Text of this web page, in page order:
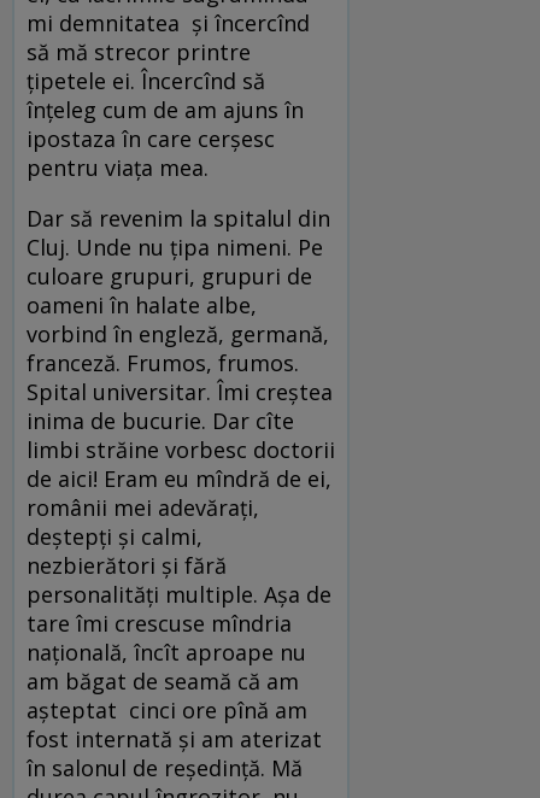
mi demnitatea și încercînd
să mă strecor printre
țipetele ei. Încercînd să
înțeleg cum de am ajuns în
ipostaza în care cerșesc
pentru viața mea.
Dar să revenim la spitalul din
Cluj. Unde nu țipa nimeni. Pe
culoare grupuri, grupuri de
oameni în halate albe,
vorbind în engleză, germană,
franceză. Frumos, frumos.
Spital universitar. Îmi creștea
inima de bucurie. Dar cîte
limbi străine vorbesc doctorii
de aici! Eram eu mîndră de ei,
românii mei adevărați,
deștepți și calmi,
nezbierători și fără
personalități multiple. Așa de
tare îmi crescuse mîndria
națională, încît aproape nu
am băgat de seamă că am
așteptat cinci ore pînă am
fost internată și am aterizat
în salonul de reședință. Mă